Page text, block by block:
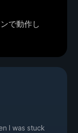
で動作し
I was stuck